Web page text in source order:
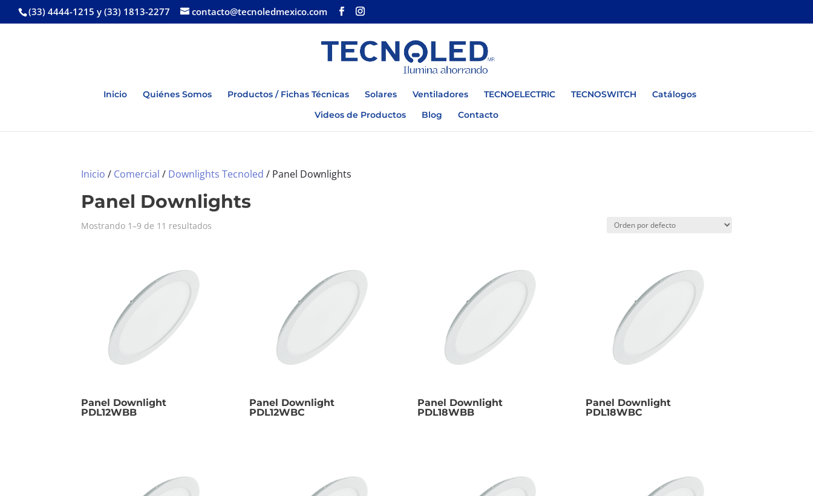
(33) 4444-1215 y (33) 1813-2277 contacto@tecnoledmexico.com
Inicio Quiénes Somos Productos / Fichas Técnicas Solares Ventiladores TECNOELECTRIC TECNOSWITCH
Catálogos
Videos de Productos
Blog Contacto
Inicio / Comercial / Downlights Tecnoled / Panel Downlights
Panel Downlights
Mostrando 1–9 de 11 resultados
Panel Downlight
PDL12WBB
Panel Downlight
PDL12WBC
Panel Downlight
PDL18WBB
Panel Downlight
PDL18WBC